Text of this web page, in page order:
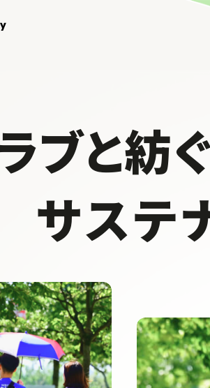
ブと紡ぐ
サステ